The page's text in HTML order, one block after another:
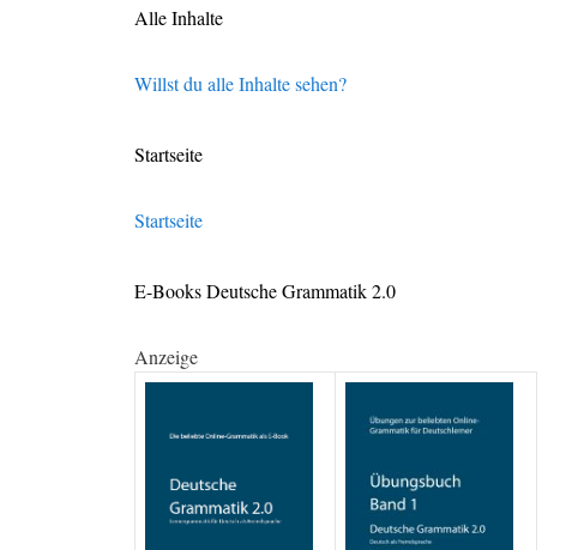
Alle Inhalte
Willst du alle Inhalte sehen?
Startseite
Startseite
E-Books Deutsche Grammatik 2.0
Anzeige